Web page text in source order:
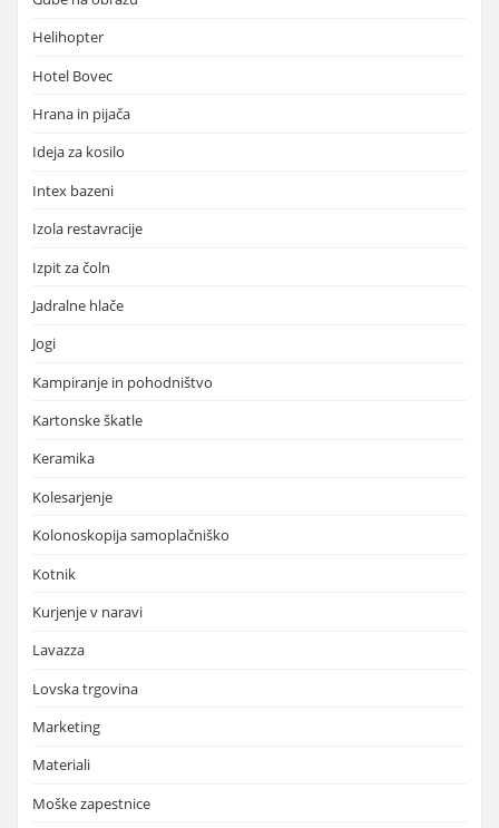
Helihopter
Hotel Bovec
Hrana in pijača
Ideja za kosilo
Intex bazeni
Izola restavracije
Izpit za čoln
Jadralne hlače
Jogi
Kampiranje in pohodništvo
Kartonske škatle
Keramika
Kolesarjenje
Kolonoskopija samoplačniško
Kotnik
Kurjenje v naravi
Lavazza
Lovska trgovina
Marketing
Materiali
Moške zapestnice